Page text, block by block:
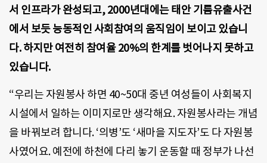
서 인프라가 완성되고, 2000년대에는 태안 기름유출사건
에서 보듯 능동적인 사회참여의 움직임이 보이고 있습니
다. 하지만 여전히 참여율 20%의 한계를 벗어나지 못하고
있습니다.
“우리는 자원봉사 하면 40~50대 중년 여성들이 사회복지
시설에서 일하는 이미지로만 생각해요. 자원봉사라는 개념
을 바꿔보려 합니다. ‘의병’도 ‘새마을 지도자’도 다 자원봉
사였어요. 예전에 하천에 다리 놓기 운동할 때 정부가 나선